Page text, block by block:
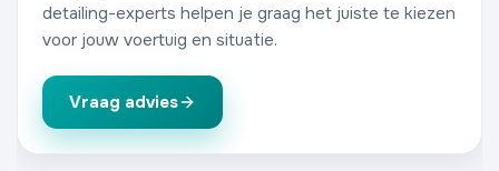
detailing-experts helpen je graag het juiste te kiezen
voor jouw voertuig en situatie.
Vraag advies